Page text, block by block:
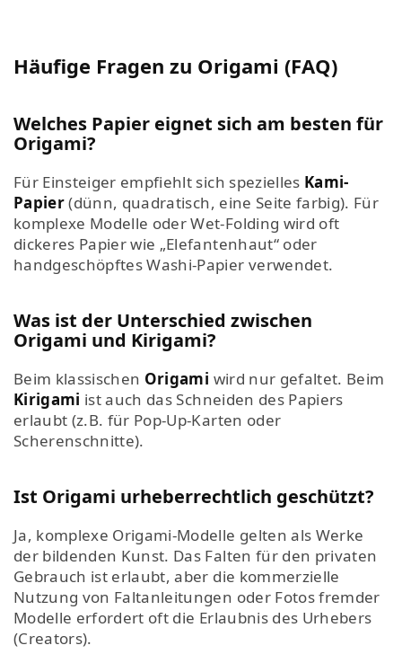
Häufige Fragen zu Origami (FAQ)
Welches Papier eignet sich am besten für
Origami?
Für Einsteiger empfiehlt sich spezielles Kami-
Papier(dünn, quadratisch, eine Seite farbig). Für
komplexe Modelle oder Wet-Folding wird oft
dickeres Papier wie „Elefantenhaut“ oder
handgeschöpftes Washi-Papier verwendet.
Was ist der Unterschied zwischen
Origami und Kirigami?
Beim klassischen Origami wird nur gefaltet. Beim
Kirigami ist auch das Schneiden des Papiers
erlaubt (z.B. für Pop-Up-Karten oder
Scherenschnitte).
Ist Origami urheberrechtlich geschützt?
Ja, komplexe Origami-Modelle gelten als Werke
der bildenden Kunst. Das Falten für den privaten
Gebrauch ist erlaubt, aber die kommerzielle
Nutzung von Faltanleitungen oder Fotos fremder
Modelle erfordert oft die Erlaubnis des Urhebers
(Creators).